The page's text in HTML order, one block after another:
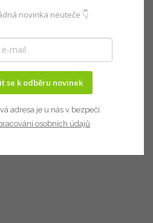
novinka neuteče 👇
se k odběru novinek
adresa je u nás v bezpečí.
osobních údajů